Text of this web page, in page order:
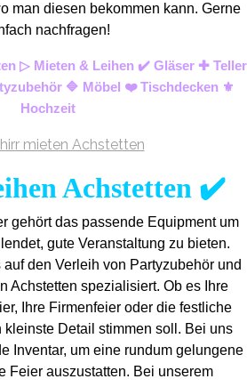
man diesen bekommen kann. Gerne
nachfragen!
▷ Mieten & Leihen ✔️ Gläser ✚ Teller
🔷 Möbel ❤️ Tischdecken ⚜️
Hochzeit
Achstetten ✔️
gehört das passende Equipment um
gute Veranstaltung zu bieten.
den Verleih von Partyzubehör und
Achstetten spezialisiert. Ob es Ihre
Ihre Firmenfeier oder die festliche
kleinste Detail stimmen soll. Bei uns
Inventar, um eine rundum gelungene
Feier auszustatten. Bei unserem